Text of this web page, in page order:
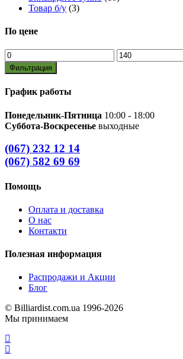
Товар б/у (3)
По цене
Минимальная
цена
Максимальная
цена
Фильтрация
График работы
Понедельник-Пятница 10:00 - 18:00
Суббота-Воскресенье выходные
(067) 232 12 14
(067) 582 69 69
Помощь
Оплата и доставка
О нас
Контакти
Полезная информация
Распродажи и Акции
Блог
© Billiardist.com.ua 1996-2026
Мы принимаем